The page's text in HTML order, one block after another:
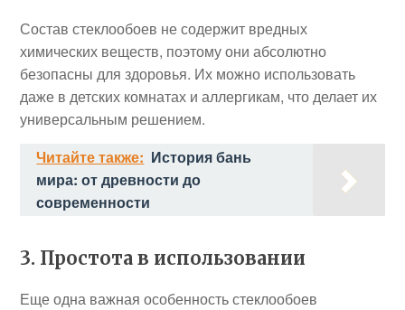
Состав стеклообоев не содержит вредных
химических веществ, поэтому они абсолютно
безопасны для здоровья. Их можно использовать
даже в детских комнатах и аллергикам, что делает их
универсальным решением.
Читайте также: История бань
мира: от древности до
современности
3. Простота в использовании
Еще одна важная особенность стеклообоев